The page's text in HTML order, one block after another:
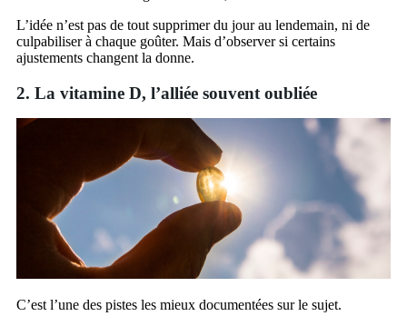
L’idée n’est pas de tout supprimer du jour au lendemain, ni de
culpabiliser à chaque goûter. Mais d’observer si certains
ajustements changent la donne.
2. La vitamine D, l’alliée souvent oubliée
C’est l’une des pistes les mieux documentées sur le sujet.